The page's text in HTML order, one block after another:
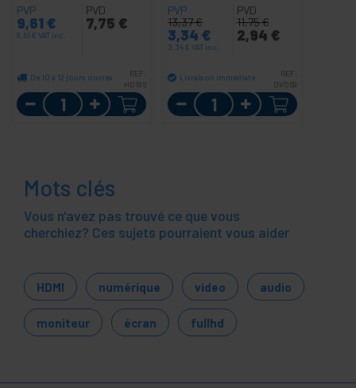
PVP
9,61 €
9,61 € VAT inc.
PVD
7,75 €
De 10 à 12 jours ouvrés
REF:
HD186
Quantité
PVP
13,37€
3,34 €
3,34 € VAT inc.
PVD
11,75€
2,94 €
Livraison immédiate
REF:
DV069
Quantité
Mots clés
Vous n'avez pas trouvé ce que vous
cherchiez? Ces sujets pourraient vous aider
HDMI numérique video audio
moniteur écran fullhd